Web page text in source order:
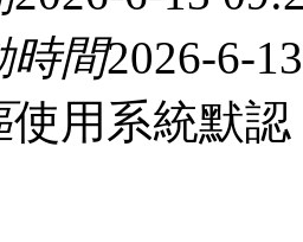
時間2026-6-
使用系統默認